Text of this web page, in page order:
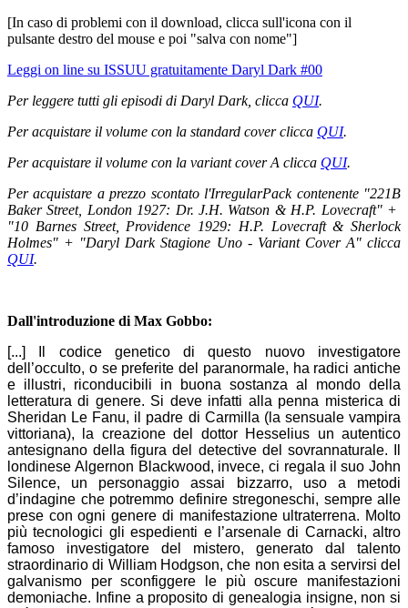
[In caso di problemi con il download, clicca sull'icona con il
pulsante destro del mouse e poi "salva con nome"]
Leggi on line su ISSUU gratuitamente Daryl Dark #00
Per leggere tutti gli episodi di Daryl Dark, clicca QUI.
Per acquistare il volume con la standard cover clicca QUI.
Per acquistare il volume con la variant cover A clicca QUI.
Per acquistare a prezzo scontato l'IrregularPack contenente "221B
Baker Street, London 1927: Dr. J.H. Watson & H.P. Lovecraft" +
"10 Barnes Street, Providence 1929: H.P. Lovecraft & Sherlock
Holmes" + "Daryl Dark Stagione Uno - Variant Cover A" clicca
QUI.
Dall'introduzione di Max Gobbo:
[...] Il codice genetico di questo nuovo investigatore
dell’occulto, o se preferite del paranormale, ha radici antiche
e illustri, riconducibili in buona sostanza al mondo della
letteratura di genere. Si deve infatti alla penna misterica di
Sheridan Le Fanu, il padre di Carmilla (la sensuale vampira
vittoriana), la creazione del dottor Hesselius un autentico
antesignano della figura del detective del sovrannaturale. Il
londinese Algernon Blackwood, invece, ci regala il suo John
Silence, un personaggio assai bizzarro, uso a metodi
d’indagine che potremmo definire stregoneschi, sempre alle
prese con ogni genere di manifestazione ultraterrena. Molto
più tecnologici gli espedienti e l’arsenale di Carnacki, altro
famoso investigatore del mistero, generato dal talento
straordinario di William Hodgson, che non esita a servirsi del
galvanismo per sconfiggere le più oscure manifestazioni
demoniache. Infine a proposito di genealogia insigne, non si